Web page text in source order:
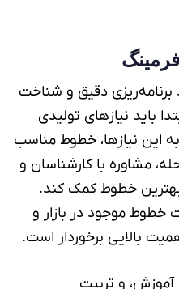
دقیق و شناخت
باید نیازهای تولیدی
نیازها، خطوط مناسب
مشاوره با کارشناسان و
خطوط کمک کند.
خطوط موجود در بازار و
بالایی برخوردار است.
و تربیت